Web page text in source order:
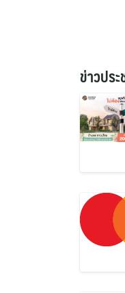
ข่าวปร